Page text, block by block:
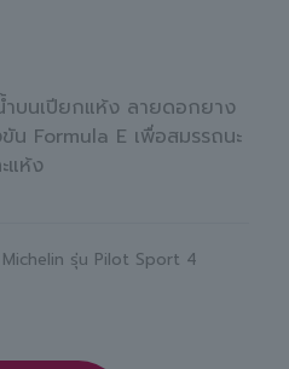
ำบนเปียกแห้ง ลายดอกยาง
น Formula E เพื่อสมรรถนะ
แห้ง
รุ่น Pilot Sport 4